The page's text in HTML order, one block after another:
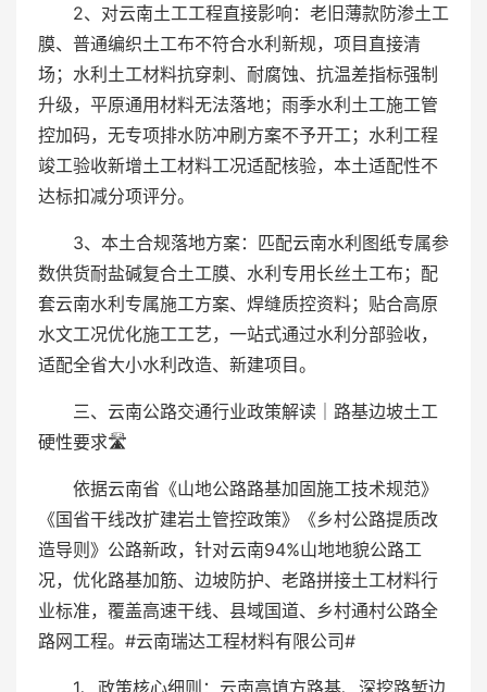
2、对云南土工工程直接影响：老旧薄款防渗土工
膜、普通编织土工布不符合水利新规，项目直接清
场；水利土工材料抗穿刺、耐腐蚀、抗温差指标强制
升级，平原通用材料无法落地；雨季水利土工施工管
控加码，无专项排水防冲刷方案不予开工；水利工程
竣工验收新增土工材料工况适配核验，本土适配性不
达标扣减分项评分。
3、本土合规落地方案：匹配云南水利图纸专属参
数供货耐盐碱复合土工膜、水利专用长丝土工布；配
套云南水利专属施工方案、焊缝质控资料；贴合高原
水文工况优化施工工艺，一站式通过水利分部验收，
适配全省大小水利改造、新建项目。
三、云南公路交通行业政策解读｜路基边坡土工
硬性要求🛣️
依据云南省《山地公路路基加固施工技术规范》
《国省干线改扩建岩土管控政策》《乡村公路提质改
造导则》公路新政，针对云南94%山地地貌公路工
况，优化路基加筋、边坡防护、老路拼接土工材料行
业标准，覆盖高速干线、县域国道、乡村通村公路全
路网工程。#云南瑞达工程材料有限公司#
1、政策核心细则：云南高填方路基、深挖路堑边